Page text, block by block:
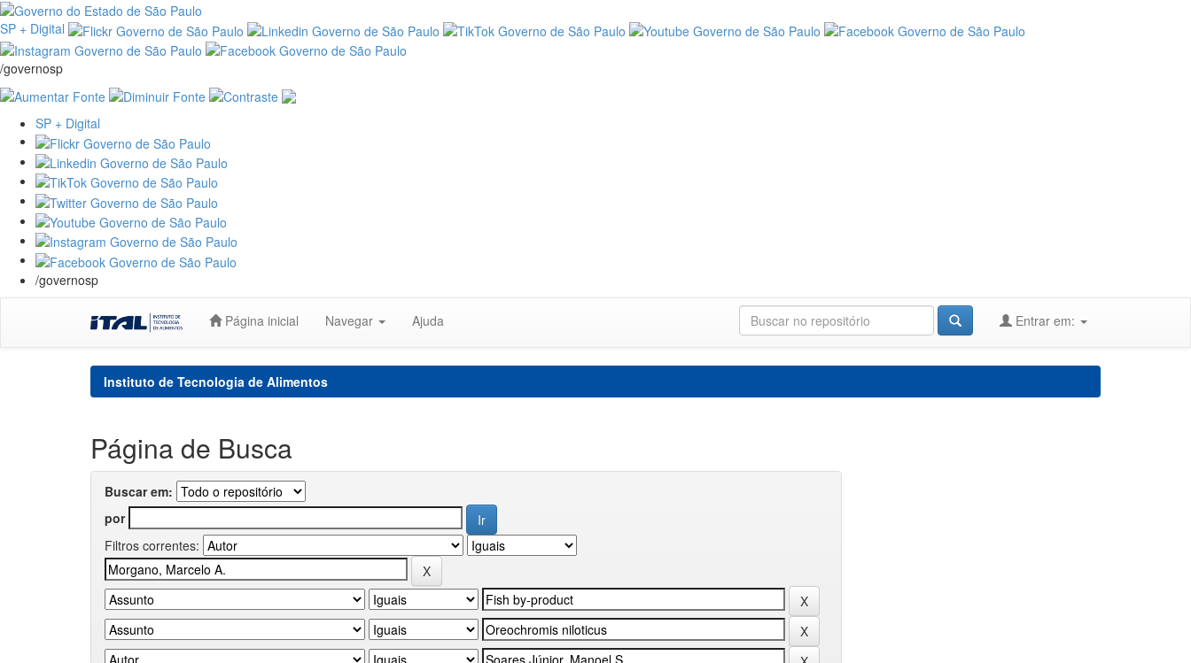
SP + Digital
/governosp
SP + Digital
/governosp
Página inicial Navegar Ajuda Entrar em:
Instituto de Tecnologia de Alimentos
Página de Busca
Buscar em:
por
Filtros correntes: